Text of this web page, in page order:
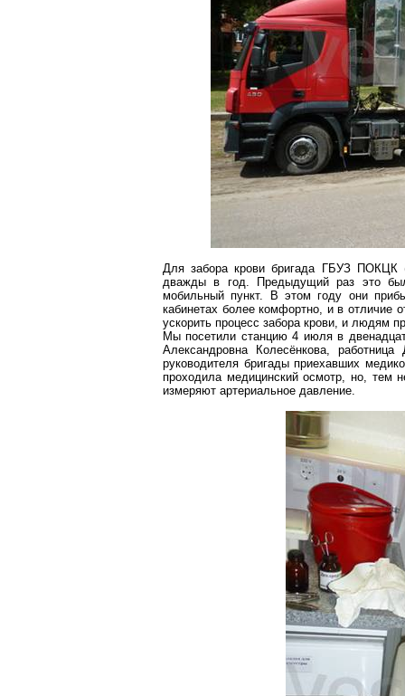
Для забора крови бригада ГБУЗ ПОКЦК
дважды в год. Предыдущий раз это
мобильный пункт. В этом году они
кабинетах более комфортно, и в отличие
ускорить процесс забора крови, и людям
Мы посетили станцию 4 июля в
Александровна
Колесёнкова, работница
руководителя бригады приехавших
проходила медицинский осмотр, но, тем
измеряют артериальное давление.